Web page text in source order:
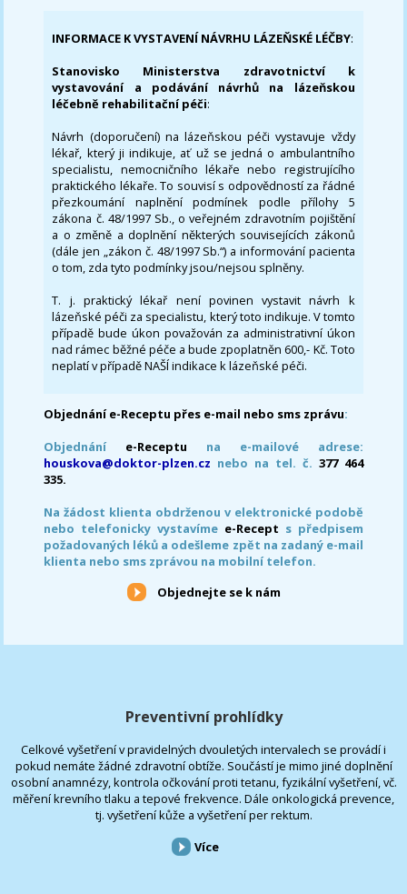
INFORMACE K VYSTAVENÍ NÁVRHU LÁZEŇSKÉ LÉČBY:
Stanovisko Ministerstva zdravotnictví k
vystavování a podávání návrhů na lázeňskou
léčebně rehabilitační péči:
Návrh (doporučení) na lázeňskou péči vystavuje vždy
lékař, který ji indikuje, ať už se jedná o ambulantního
specialistu, nemocničního lékaře nebo registrujícího
praktického lékaře. To souvisí s odpovědností za řádné
přezkoumání naplnění podmínek podle přílohy 5
zákona č. 48/1997 Sb., o veřejném zdravotním pojištění
a o změně a doplnění některých souvisejících zákonů
(dále jen „zákon č. 48/1997 Sb.“) a informování pacienta
o tom, zda tyto podmínky jsou/nejsou splněny.
T. j. praktický lékař není povinen vystavit návrh k
lázeňské péči za specialistu, který toto indikuje. V tomto
případě bude úkon považován za administrativní úkon
nad rámec běžné péče a bude zpoplatněn 600,- Kč. Toto
neplatí v případě NAŠÍ indikace k lázeňské péči.
Objednání e-Receptu přes e-mail nebo sms zprávu:
Objednání e-Receptu na e-mailové adrese:
houskova@doktor-plzen.cz nebo na tel. č. 377 464
335.
Na žádost klienta obdrženou v elektronické podobě
nebo telefonicky vystavíme e-Recept s předpisem
požadovaných léků a odešleme zpět na zadaný e-mail
klienta nebo sms zprávou na mobilní telefon.
Objednejte se k nám
Preventivní prohlídky
Celkové vyšetření v pravidelných dvouletých intervalech se provádí i
pokud nemáte žádné zdravotní obtíže. Součástí je mimo jiné doplnění
osobní anamnézy, kontrola očkování proti tetanu, fyzikální vyšetření, vč.
měření krevního tlaku a tepové frekvence. Dále onkologická prevence,
tj. vyšetření kůže a vyšetření per rektum.
Více